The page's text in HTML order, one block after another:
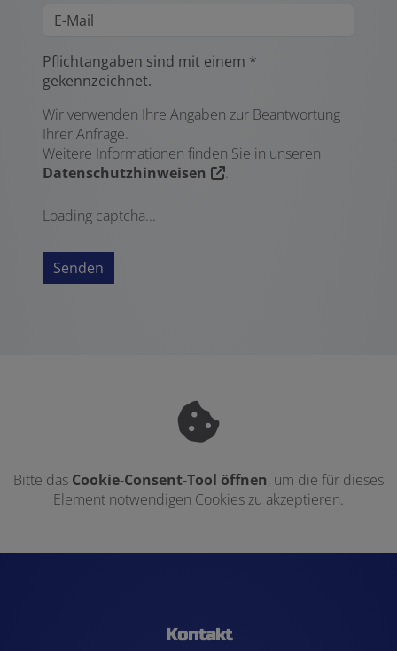
Pflichtangaben sind mit einem *
gekennzeichnet.
Wir verwenden Ihre Angaben zur Beantwortung
Ihrer Anfrage.
Weitere Informationen finden Sie in unseren
Datenschutzhinweisen
.
Loading captcha...
Senden
Bitte das Cookie-Consent-Tool öffnen, um die für dieses
Element notwendigen Cookies zu akzeptieren.
Kontakt